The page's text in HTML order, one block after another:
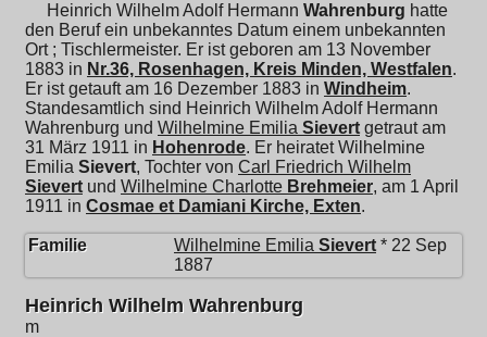
Heinrich Wilhelm Adolf Hermann Wahrenburg hatte
den Beruf ein unbekanntes Datum einem unbekannten
Ort ; Tischlermeister. Er ist geboren am 13 November
1883 in Nr.36, Rosenhagen, Kreis Minden, Westfalen.
Er ist getauft am 16 Dezember 1883 in Windheim.
Standesamtlich sind Heinrich Wilhelm Adolf Hermann
Wahrenburg und Wilhelmine Emilia Sievert getraut am
31 März 1911 in Hohenrode. Er heiratetWilhelmine
Emilia Sievert, Tochter von Carl Friedrich Wilhelm
Sievert und Wilhelmine Charlotte Brehmeier, am 1 April
1911 in Cosmae et Damiani Kirche, Exten.
Familie Wilhelmine Emilia Sievert * 22 Sep
1887
Heinrich Wilhelm Wahrenburg
m